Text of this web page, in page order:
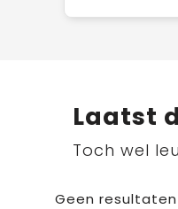
Laatst
Toch wel
Geen